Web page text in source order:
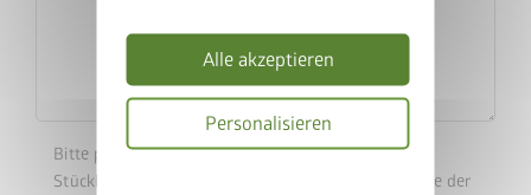
Alle akzeptieren
Personalisieren
Bitte prüfen sie in unseremDownload-Bereichdie
Stückliste für Ihr Produkt. Nur durch genaue Angabe der
Hiermit akzeptiere ich
dieDatenschutzbestimmungen
Hiermit akzeptiere ich die
Teilnahmebedingungen.
* = Pflichtfeld